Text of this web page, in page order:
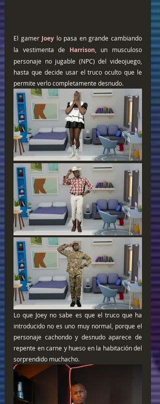
El gamer Joey lo pasa en grande cambiando
la vestimenta de Harrison, un musculoso
personaje no jugable (NPC) del videojuego,
hasta que decide usar el truco oculto que le
permite verlo completamente desnudo.
Lo que Joey no sabe es que el truco que ha
introducido no es uno muy normal, porque el
personaje cachondo y desnudo aparece de
repente en carne y hueso en la habitación del
sorprendido muchacho.